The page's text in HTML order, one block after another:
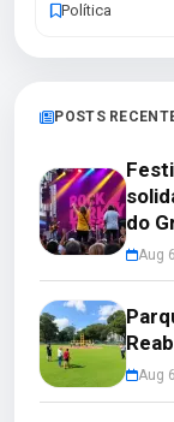
Política
POSTS
do
Aug
Aug